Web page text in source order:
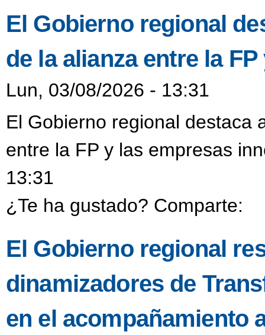
El Gobierno regional
de la alianza entre la
Lun, 03/08/2026 - 13:31
El Gobierno regional destaca
entre la FP y las empresas
13:31
¿Te ha gustado? Comparte:
El Gobierno regional
dinamizadores de
en el acompañamiento